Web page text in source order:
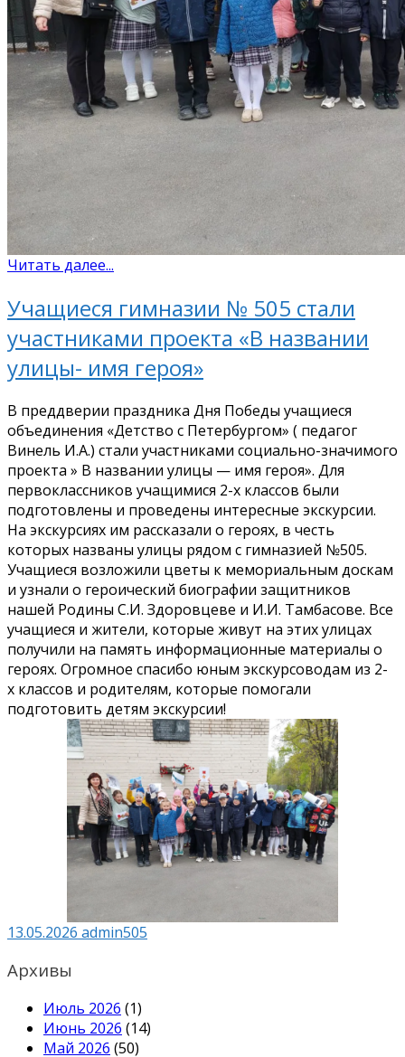
Читать далее...
Учащиеся гимназии № 505 стали
участниками проекта «В названии
улицы- имя героя»
В преддверии праздника Дня Победы учащиеся
объединения «Детство с Петербургом» ( педагог
Винель И.А.) стали участниками социально-значимого
проекта » В названии улицы — имя героя». Для
первоклассников учащимися 2-х классов были
подготовлены и проведены интересные экскурсии.
На экскурсиях им рассказали о героях, в честь
которых названы улицы рядом с гимназией №505.
Учащиеся возложили цветы к мемориальным доскам
и узнали о героический биографии защитников
нашей Родины С.И. Здоровцеве и И.И. Тамбасове. Все
учащиеся и жители, которые живут на этих улицах
получили на память информационные материалы о
героях. Огромное спасибо юным экскурсоводам из 2-
х классов и родителям, которые помогали
подготовить детям экскурсии!
13.05.2026 admin505
Архивы
Июль 2026 (1)
Июнь 2026 (14)
Май 2026 (50)